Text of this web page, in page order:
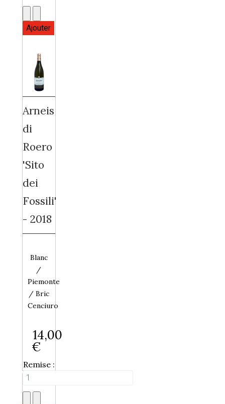
Arneis
di
Roero
'Sito
dei
Fossili'
- 2018
Blanc
/
Piemonte
/ Bric
Cenciuro
14,00
€
Remise :